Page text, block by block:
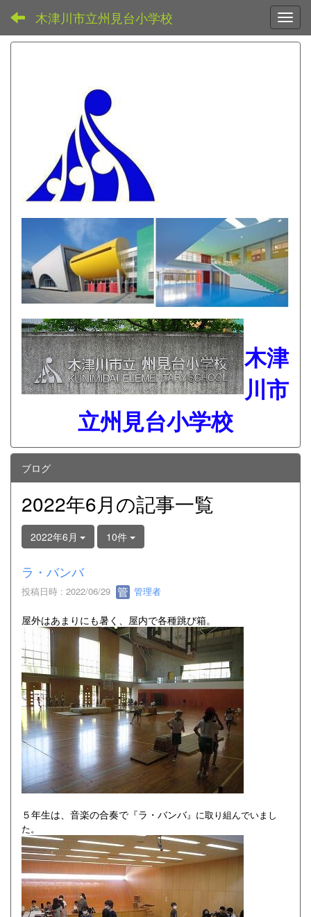
木津川市立州見台小学校
木津
川市
立州見台小学校
ブログ
2022年6月の記事一覧
2022年6月 10件
ラ・バンバ
投稿日時 : 2022/06/29 管理者
屋外はあまりにも暑く、屋内で各種跳び箱。
５年生は、音楽の合奏で『ラ・バンバ』に取り組んでいまし
た。